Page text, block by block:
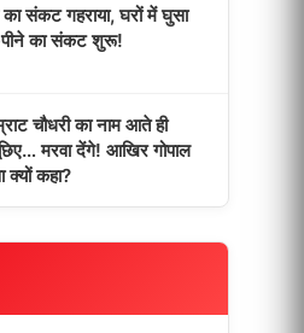
का संकट गहराया, घरों में घुसा
पीने का संकट शुरू!
चौधरी का नाम आते ही
मरवा देंगे! आखिर गोपाल
कहा?